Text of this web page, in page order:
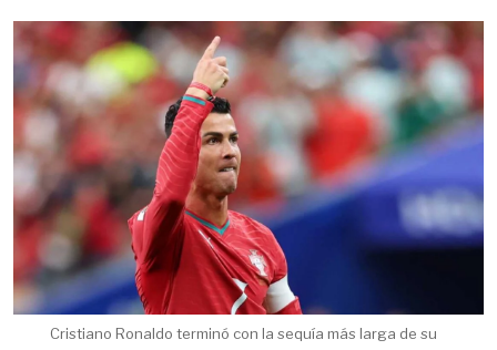
Cristiano Ronaldo terminó con la sequía más larga de su